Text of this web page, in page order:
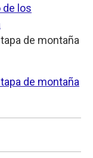
de los
de montaña
de montaña